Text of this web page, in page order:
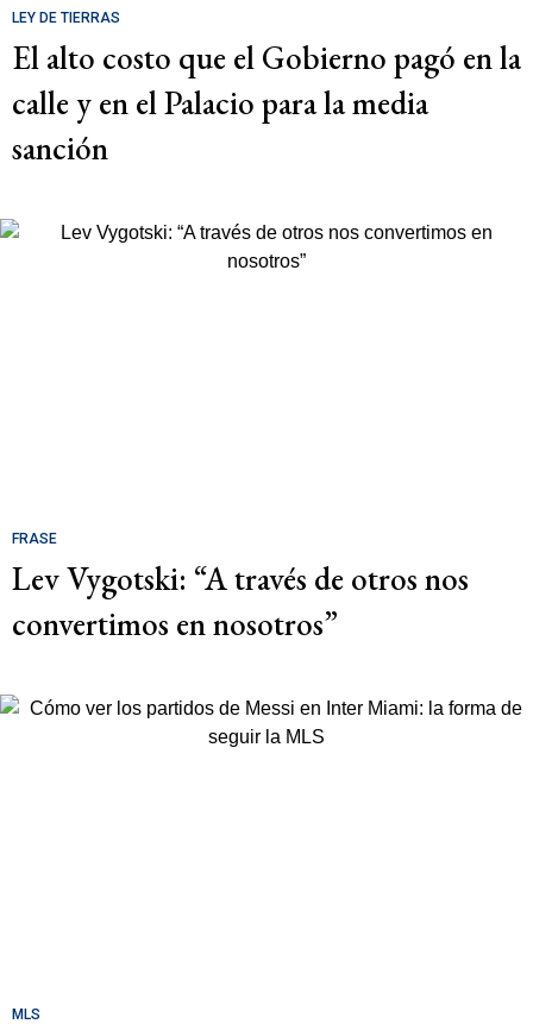
LEY DE TIERRAS
El alto costo que el Gobierno pagó en la
calle y en el Palacio para la media
sanción
FRASE
Lev Vygotski: “A través de otros nos
convertimos en nosotros”
MLS